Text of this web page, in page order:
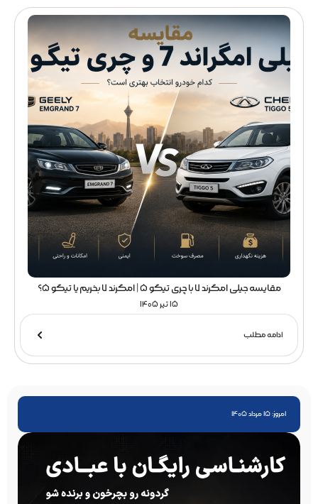
مقایسه جیلی امگرند 7 با چری تیگو 5 | امگرند 7 بخریم یا تیگو 5؟
15 تیر 1405
ادامه مطلب
امروز: 15 مرداد 1405